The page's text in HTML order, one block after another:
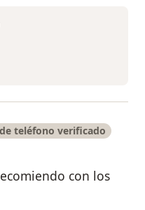
teléfono verificado
con los